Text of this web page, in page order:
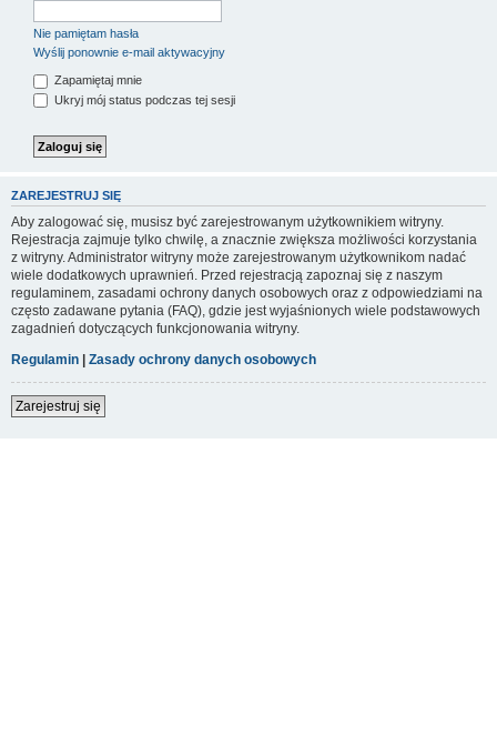
Nie pamiętam hasła
Wyślij ponownie e-mail aktywacyjny
Zapamiętaj mnie
Ukryj mój status podczas tej sesji
ZAREJESTRUJ SIĘ
Aby zalogować się, musisz być zarejestrowanym użytkownikiem witryny.
Rejestracja zajmuje tylko chwilę, a znacznie zwiększa możliwości korzystania
z witryny. Administrator witryny może zarejestrowanym użytkownikom nadać
wiele dodatkowych uprawnień. Przed rejestracją zapoznaj się z naszym
regulaminem, zasadami ochrony danych osobowych oraz z odpowiedziami na
często zadawane pytania (FAQ), gdzie jest wyjaśnionych wiele podstawowych
zagadnień dotyczących funkcjonowania witryny.
Regulamin | Zasady ochrony danych osobowych
Zarejestruj się